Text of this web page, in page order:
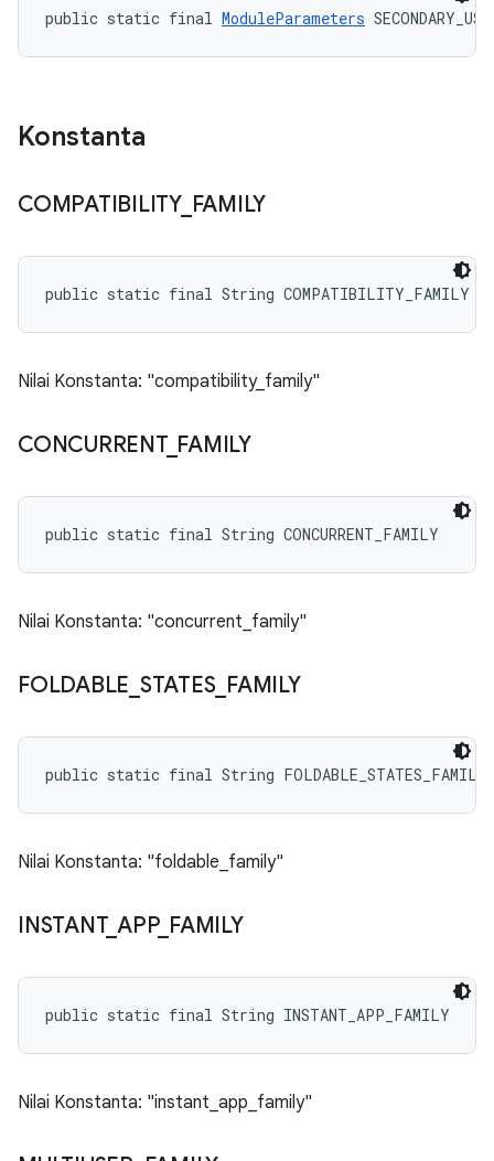
public static final ModuleParameters
Konstanta
COMPATIBILITY_ FAMILY
public static final String COMPATIBILITY_FAMILY
Nilai Konstanta: "compatibility_family"
CONCURRENT_ FAMILY
public static final String CONCURRENT_FAMILY
Nilai Konstanta: "concurrent_family"
FOLDABLE STATES_ FAMILY
public static final String FOLDABLE_STATES_FAMILY
Nilai Konstanta: "foldable_family"
INSTANT_ APP_ FAMILY
public static final String INSTANT_APP_FAMILY
Nilai Konstanta: "instant_app_family"